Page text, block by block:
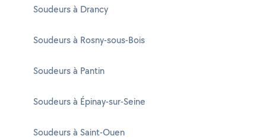
Soudeurs à Drancy
Soudeurs à Rosny-sous-Bois
Soudeurs à Pantin
Soudeurs à Épinay-sur-Seine
Soudeurs à Saint-Ouen